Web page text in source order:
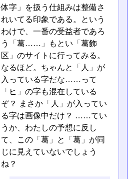
体字」を扱う仕組みは整備さ
れいてる印象である。という
わけで、一番の受益者であろ
う「葛……」もとい「葛󠄁飾
区」のサイトに行ってみる。
なるほど。ちゃんと「人」が
入っている字だな……って
「ヒ」の字も混在している
ぞ？ まさか「人」が入ってい
る字は画像中だけ？ ……てい
うか、わたしの予想に反し
て、この「葛」と「葛󠄁」が同
じに見えていないでしょう
ね？